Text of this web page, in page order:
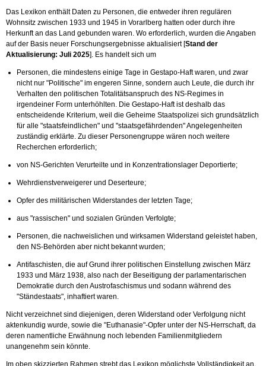
Das Lexikon enthält Daten zu Personen, die entweder ihren regulären
Wohnsitz zwischen 1933 und 1945 in Vorarlberg hatten oder durch ihre
Herkunft an das Land gebunden waren. Wo erforderlich, wurden die Angaben
auf der Basis neuer Forschungsergebnisse aktualisiert [Stand der
Aktualisierung̣: Juli 2025]. Es handelt sich um
Personen, die mindestens einige Tage in Gestapo-Haft waren, und zwar
nicht nur "Politische" im engeren Sinne, sondern auch Leute, die durch ihr
Verhalten den politischen Totalitätsanspruch des NS-Regimes in
irgendeiner Form unterhöhlten. Die Gestapo-Haft ist deshalb das
entscheidende Kriterium, weil die Geheime Staatspolizei sich grundsätzlich
für alle "staatsfeindlichen" und "staatsgefährdenden" Angelegenheiten
zuständig erklärte. Zu dieser Personengruppe wären noch weitere
Recherchen erforderlich;
von NS-Gerichten Verurteilte und in Konzentrationslager Deportierte;
Wehrdienstverweigerer und Deserteure;
Opfer des militärischen Widerstandes der letzten Tage;
aus "rassischen" und sozialen Gründen Verfolgte;
Personen, die nachweislichen und wirksamen Widerstand geleistet haben,
den NS-Behörden aber nicht bekannt wurden;
Antifaschisten, die auf Grund ihrer politischen Einstellung zwischen März
1933 und März 1938, also nach der Beseitigung der parlamentarischen
Demokratie durch den Austrofaschismus und sodann während des
"Ständestaats", inhaftiert waren.
Nicht verzeichnet sind diejenigen, deren Widerstand oder Verfolgung nicht
aktenkundig wurde, sowie die "Euthanasie"-Opfer unter der NS-Herrschaft, da
deren namentliche Erwähnung noch lebenden Familienmitgliedern
unangenehm sein könnte.
Im oben skizzierten Rahmen strebt das Lexikon möglichste Vollständigkeit an.